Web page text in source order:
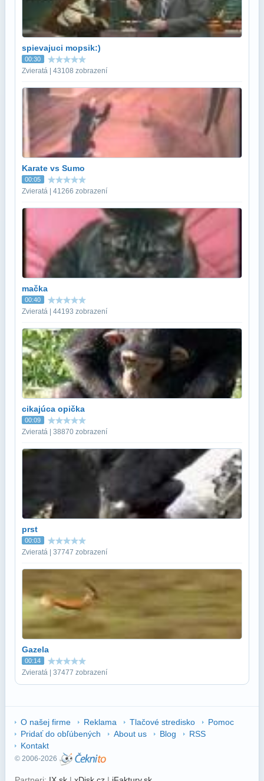
spievajuci mopsik:)
00:30
Zvieratá | 43108 zobrazení
Karate vs Sumo
00:05
Zvieratá | 41266 zobrazení
mačka
00:40
Zvieratá | 44193 zobrazení
cikajúca opička
00:09
Zvieratá | 38870 zobrazení
prst
00:03
Zvieratá | 37747 zobrazení
Gazela
00:14
Zvieratá | 37477 zobrazení
O našej firme Reklama Tlačové stredisko
Pomoc
Pridať do obľúbených
About us Blog
RSS
Kontakt
© 2006-2026